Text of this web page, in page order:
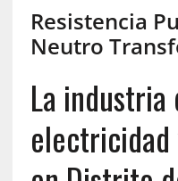
Resistencia
Neutro
La industria
electricidad